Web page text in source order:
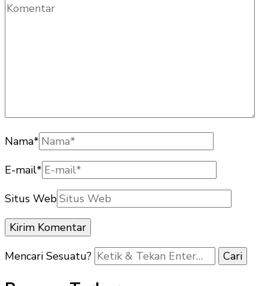
Nama*
E-mail*
Situs Web
Mencari Sesuatu?